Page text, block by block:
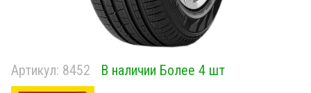
Артикул: 8452 В наличии Более 4 шт